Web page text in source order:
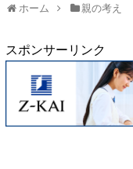
ホーム 親の考え
スポンサーリンク